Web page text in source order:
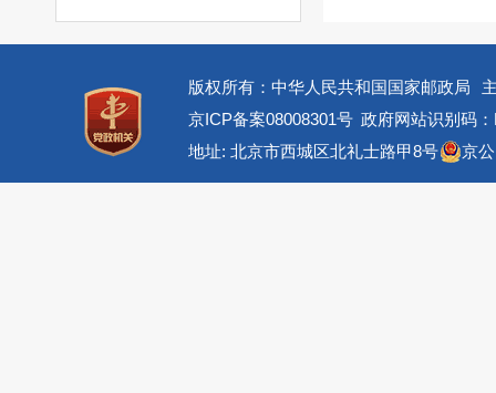
版权所有：中华人民共和国国家邮政局
京ICP备案08008301号 政府网站识别码
地址: 北京市西城区北礼士路甲8号
京